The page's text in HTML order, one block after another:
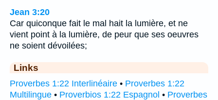
Jean 3:20
Car quiconque fait le mal hait la lumière, et ne
vient point à la lumière, de peur que ses oeuvres
ne soient dévoilées;
Links
Proverbes 1:22 Interlinéaire • Proverbes 1:22
Multilingue • Proverbios 1:22 Espagnol • Proverbes